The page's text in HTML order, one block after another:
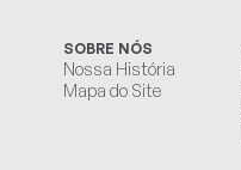
SOBRE NÓS
Nossa História
Mapa do Site